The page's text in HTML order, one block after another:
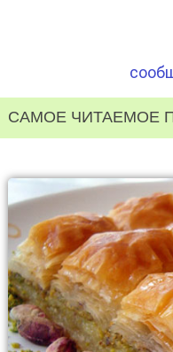
САМОЕ ЧИТАЕМОЕ